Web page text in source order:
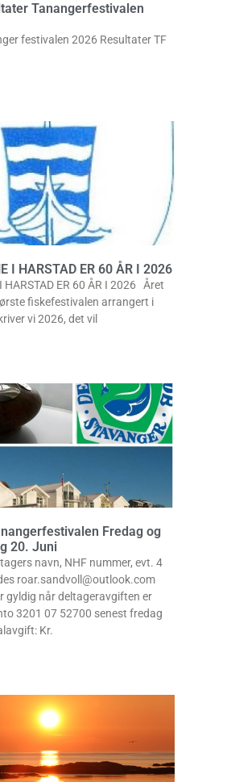
Tanangerfestivalen
festivalen 2026 Resultater TF
I HARSTAD ER 60 ÅR I 2026
HARSTAD ER 60 ÅR I 2026 Året
fiskefestivalen arrangert i
vi 2026, det vil
Fredag og
20. Juni
navn, NHF nummer, evt. 4
roar.sandvoll@outlook.com
gyldig når deltageravgiften er
3201 07 52700 senest fredag
Kr.